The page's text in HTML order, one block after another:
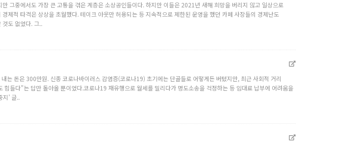
그중에서도 가장 큰 고통을 겪은 계층은 소상공인들이다. 하지만 이들은 2021년 새해 희망을 버리지 않고 일상으로
제적 타격은 상상을 초월했다. 테이크 아웃만 허용되는 등 지속적으로 제한된 운영을 했던 카페 사장들의 경제난도
것도 없었다. 그..
는 돈은 300만원. 신종 코로나바이러스 감염증(코로나19) 초기에는 단골들로 어떻게든 버텼지만, 최근 사회적 거리
들다”는 답만 돌아올 뿐이었다.코로나19 재유행으로 월세를 밀리다가 명도소송을 걱정하는 등 임대료 납부에 어려움을
’ 글..